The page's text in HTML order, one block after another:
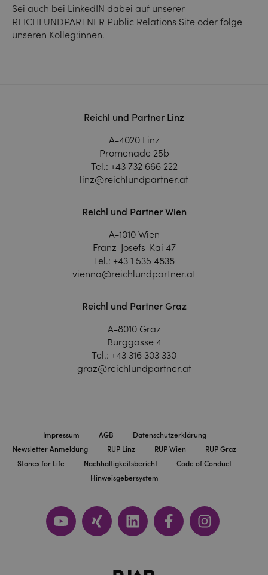
Sei auch bei LinkedIN dabei auf unserer
REICHLUNDPARTNER Public Relations Site oder folge
unseren Kolleg:innen.
Reichl und Partner Linz
A-4020 Linz
Promenade 25b
Tel.: +43 732 666 222
linz@reichlundpartner.at
Reichl und Partner Wien
A-1010 Wien
Franz-Josefs-Kai 47
Tel.: +43 1 535 4838
vienna@reichlundpartner.at
Reichl und Partner Graz
A-8010 Graz
Burggasse 4
Tel.: +43 316 303 330
graz@reichlundpartner.at
Impressum AGB
Datenschutzerklärung
Newsletter Anmeldung
RUP Linz RUP Wien
RUP Graz
Stones for Life
Nachhaltigkeitsbericht
Code of Conduct
Hinweisgebersystem